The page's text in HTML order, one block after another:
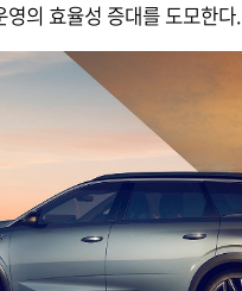
영의 효율성 증대를 도모한다.